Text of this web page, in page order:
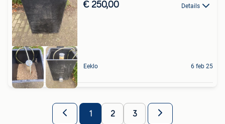
€ 250,00 Details
Eeklo 6 feb 25
1 2 3